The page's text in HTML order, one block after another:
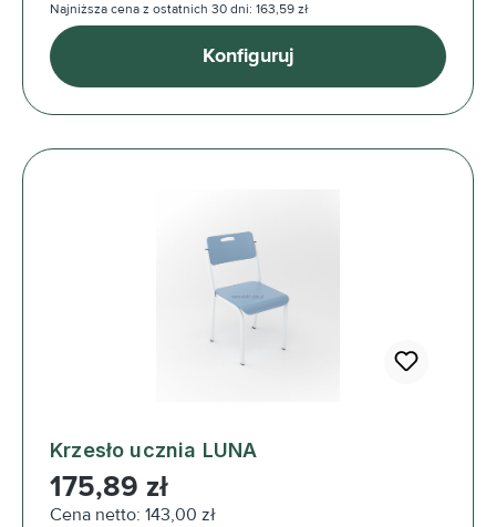
Najniższa cena z ostatnich 30 dni: 163,59 zł
Konfiguruj
Krzesło ucznia LUNA
Cena regularna:
175,89 zł
Cena netto: 143,00 zł